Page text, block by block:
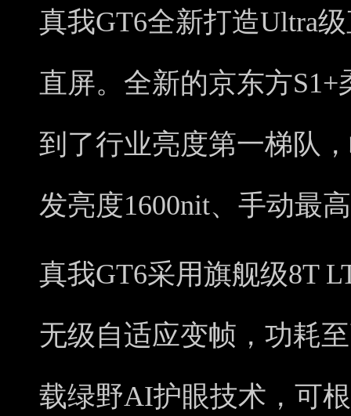
真我GT6全新打造Ultra
直屏。全新的京东方
到了行业亮度第一梯队
发亮度1600nit、手动最
真我GT6采用旗舰级8T
无级自适应变帧，功耗
载绿野AI护眼技术，可